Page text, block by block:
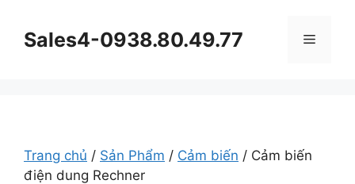
Sales4-0938.80.49.77 Menu
Trang chủ / Sản Phẩm / Cảm biến / Cảm biến
điện dung Rechner